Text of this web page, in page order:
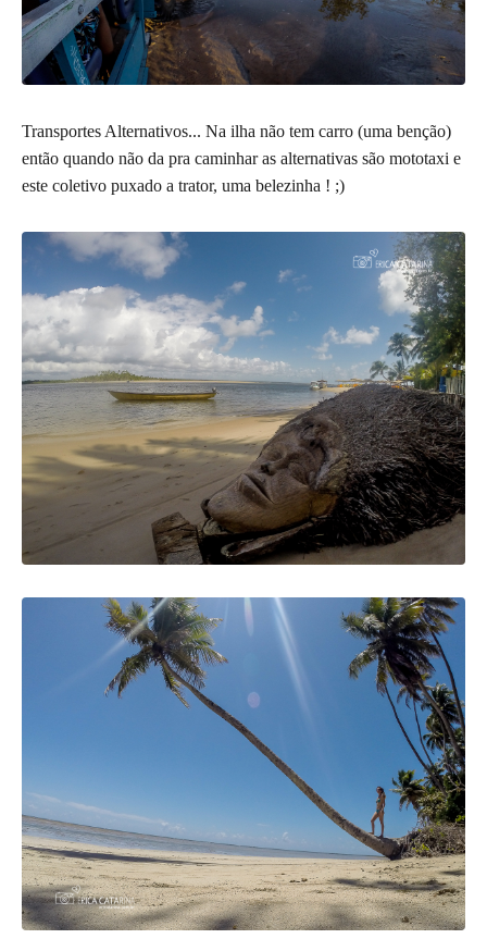
Transportes Alternativos... Na ilha não tem carro (uma benção)
então quando não da pra caminhar as alternativas são mototaxi e
este coletivo puxado a trator, uma belezinha ! ;)